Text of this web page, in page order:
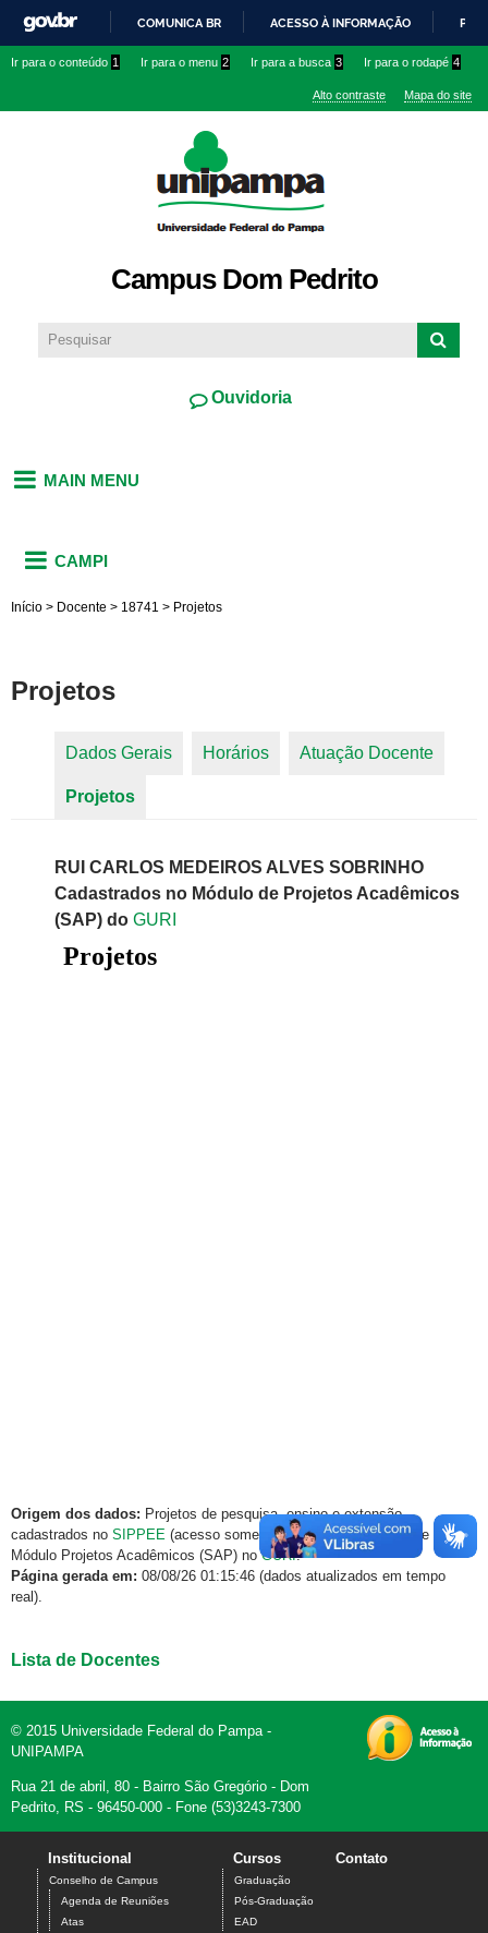
conteúdo
IR
O
COMUNICA BR ACESSO À INFORMAÇÃO
Ir para o conteúdo 1 Ir para o menu 2 Ir para a busca 3 Ir para o rodapé 4
Alto contraste Mapa do site
Campus Dom Pedrito
Ouvidoria
MAIN MENU
CAMPI
Início > Docente > 18741 > Projetos
Projetos
Dados Gerais Horários Atuação Docente
Projetos
RUI CARLOS MEDEIROS ALVES SOBRINHO
Cadastrados no Módulo de Projetos Acadêmicos
(SAP) do GURI
Origem dos dados: Projetos de pesquisa, ensino e extensão
cadastrados no SIPPEE (acesso somente via rede institucional) e
Módulo Projetos Acadêmicos (SAP) noGURI.
Página gerada em: 08/08/26 01:15:46 (dados atualizados em tempo
real).
Lista de Docentes
© 2015 Universidade Federal do Pampa -
UNIPAMPA
Rua 21 de abril, 80 - Bairro São Gregório - Dom
Pedrito, RS - 96450-000 - Fone (53)3243-7300
Institucional
Conselho de Campus
Agenda de Reuniões
Atas
Cursos
Graduação
Pós-Graduação
EAD
Contato